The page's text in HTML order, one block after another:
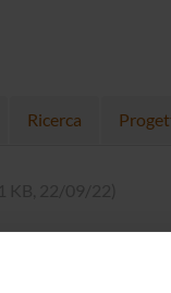
Ricerca
of Verona.